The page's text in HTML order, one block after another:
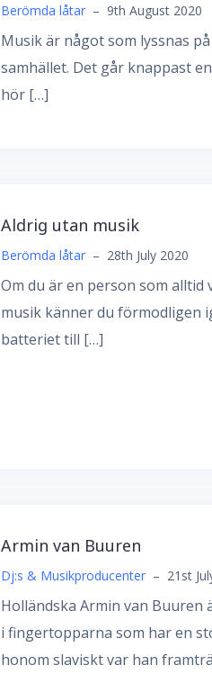
Berömda låtar – 9th August 2020
Musik är något som lyssnas
samhället. Det går knappast
hör […]
Aldrig utan musik
Berömda låtar – 28th July 2020
Om du är en person som alltid
musik känner du förmodligen
batteriet till […]
Armin van Buuren
Dj:s & Musikproducenter – 21st
Holländska Armin van Buuren
i fingertopparna som har en
honom slaviskt var han